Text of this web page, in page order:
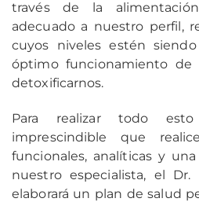
través de la
adecuado a nuestro perfil,
cuyos niveles estén
óptimo funcionamiento de
detoxificarnos.
Para realizar todo
imprescindible que
funcionales, analíticas y
nuestro especialista, el
elaborará un plan de salud